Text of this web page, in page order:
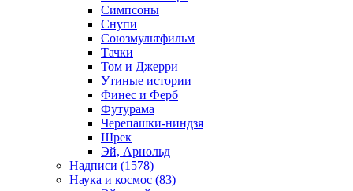
Симпсоны
Снупи
Союзмультфильм
Тачки
Том и Джерри
Утиные истории
Финес и Ферб
Футурама
Черепашки-ниндзя
Шрек
Эй, Арнольд
Надписи (1578)
Наука и космос (83)